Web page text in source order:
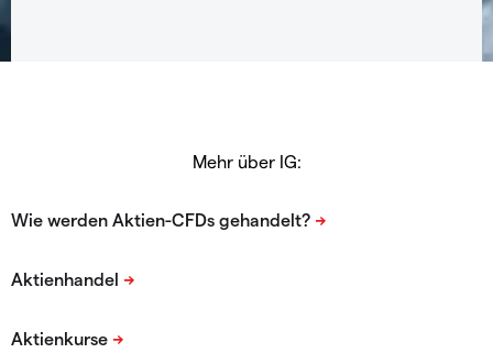
Mehr über IG: